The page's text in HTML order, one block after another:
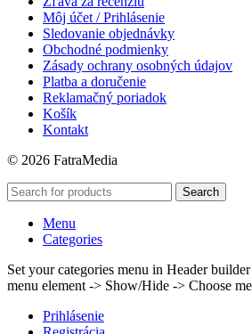
Môj účet / Prihlásenie
Sledovanie objednávky
Obchodné podmienky
Zásady ochrany osobných údajov
Platba a doručenie
Reklamačný poriadok
Košík
Kontakt
© 2026 FatraMedia
Search
Menu
Categories
Set your categories menu in Header
menu element -> Show/Hide -> Choose
Prihlásenie